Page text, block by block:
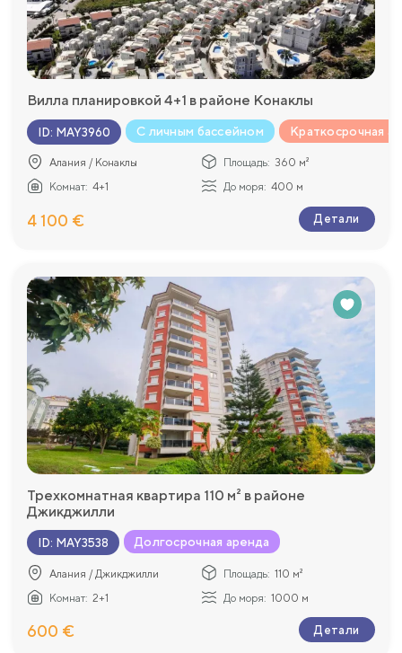
Вилла планировкой 4+1 в районе Конаклы
ID: MAY3960 С личным бассейном Краткосрочная
Алания / Конаклы Площадь: 360 м²
Комнат: 4+1 До моря: 400 м
4 100 € Детали
Трехкомнатная квартира 110 м² в районе
Джикджилли
ID: MAY3538 Долгосрочная аренда
Алания / Джикджилли Площадь: 110 м²
Комнат: 2+1 До моря: 1000 м
600 € Детали